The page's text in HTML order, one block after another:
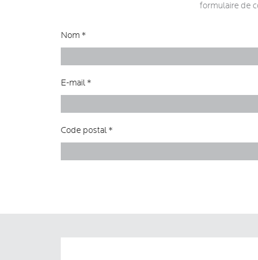
formulaire de
Nom *
E-mail *
Code postal *